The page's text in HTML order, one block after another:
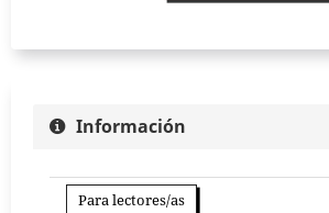
Información
Para lectores/as